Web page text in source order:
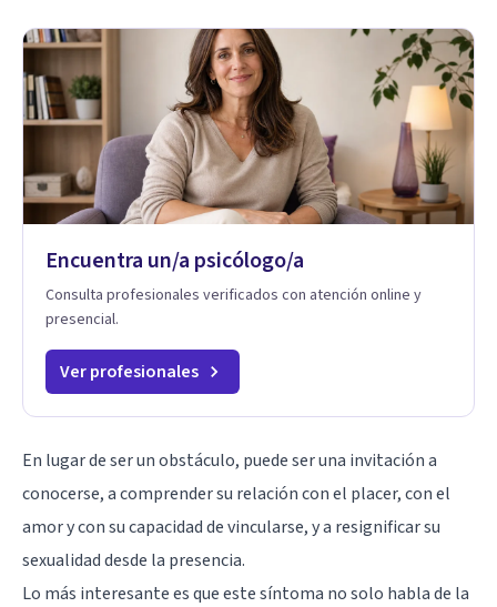
Encuentra un/a psicólogo/a
Consulta profesionales verificados con atención online y
presencial.
Ver profesionales
En lugar de ser un obstáculo, puede ser una invitación a
conocerse, a comprender su relación con el placer, con el
amor y con su capacidad de vincularse, y a resignificar su
sexualidad desde la presencia.
Lo más interesante es que este síntoma no solo habla de la